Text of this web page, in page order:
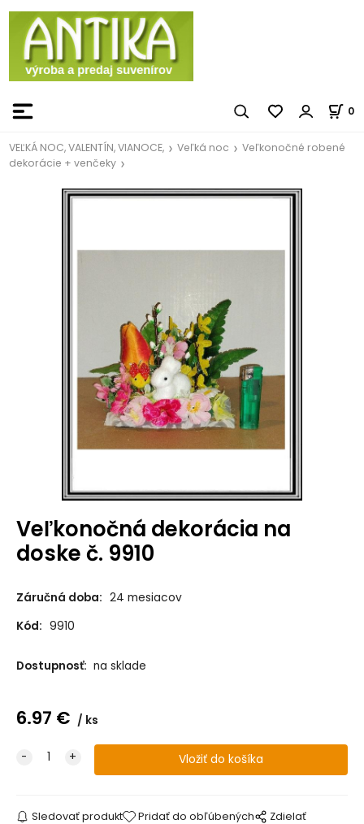
0
VEĽKÁ NOC, VALENTÍN, VIANOCE, Veľká noc
Veľkonočné robené
dekorácie + venčeky
Veľkonočná dekorácia na
doske č. 9910
Záručná doba: 24 mesiacov
Kód: 9910
Dostupnosť: na sklade
6.97 € ks
Sledovať produkt Pridať do obľúbených Zdielať